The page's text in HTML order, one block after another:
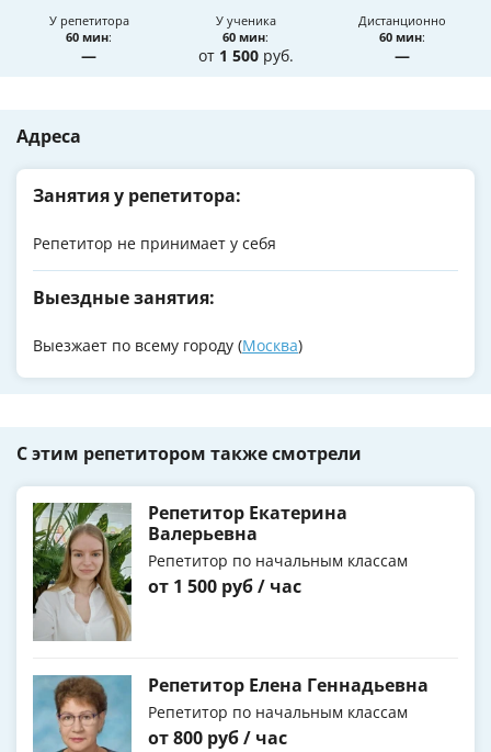
У репетитора
60 мин:
—
У ученика
60 мин:
от 1 500руб.
Дистанционно
60 мин:
—
Адреса
Занятия у репетитора:
Репетитор не принимает у себя
Выездные занятия:
Выезжает по всему городу (Москва)
С этим репетитором также смотрели
Репетитор Екатерина
Валерьевна
Репетитор по начальным классам
от 1 500 руб / час
Репетитор Елена Геннадьевна
Репетитор по начальным классам
от 800 руб / час